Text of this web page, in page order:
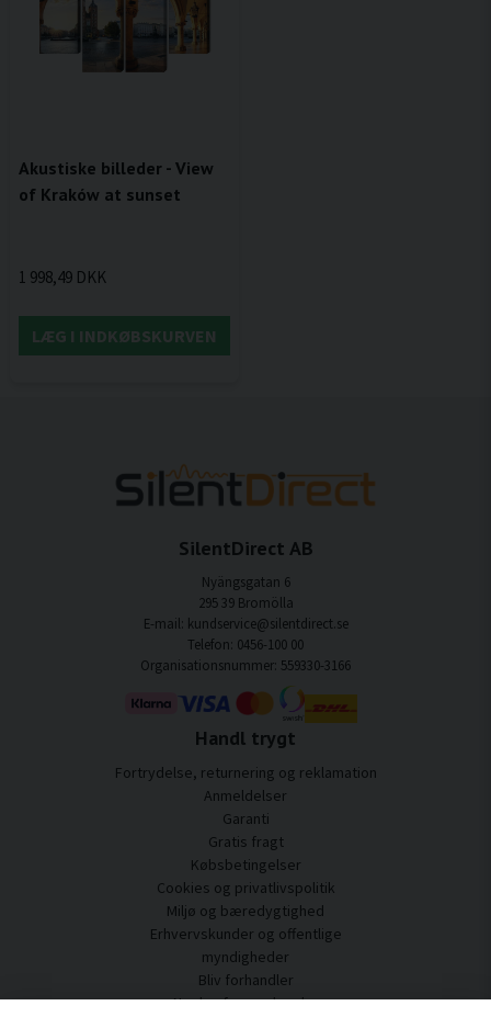
Akustiske billeder - View
of Kraków at sunset
1 998,49 DKK
LÆG I INDKØBSKURVEN
SilentDirect AB
Nyängsgatan 6
295 39 Bromölla
E-mail: kundservice@silentdirect.se
Telefon: 0456-100 00
Organisationsnummer: 559330-3166
Handl trygt
Fortrydelse, returnering og reklamation
Anmeldelser
Garanti
Gratis fragt
Købsbetingelser
Cookies og privatlivspolitik
Miljø og bæredygtighed
Erhvervskunder og offentlige
myndigheder
Bliv forhandler
Nogle af vores kunder